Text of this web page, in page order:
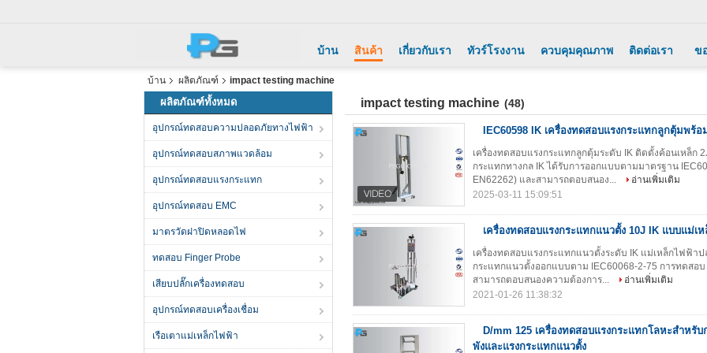
บ้าน สินค้า เกี่ยวกับเรา ทัวร์โรงงาน ควบคุมคุณภาพ ติดต่อเรา ข
บ้าน ผลิตภัณฑ์ impact testing machine
ผลิตภัณฑ์ทั้งหมด
อุปกรณ์ทดสอบความปลอดภัยทางไฟฟ้า
อุปกรณ์ทดสอบสภาพแวดล้อม
อุปกรณ์ทดสอบแรงกระแทก
อุปกรณ์ทดสอบ EMC
มาตรวัดฝาปิดหลอดไฟ
ทดสอบ Finger Probe
เสียบปลั๊กเครื่องทดสอบ
อุปกรณ์ทดสอบเครื่องเชื่อม
เรือเตาแม่เหล็กไฟฟ้า
impact testing machine (48)
IEC60598 IK เครื่องทดสอบแรงกระแทกลูกตุ้มพร้
เครื่องทดสอบแรงกระแทกลูกตุ้มระดับ IK ติดตั้งค้อนเหล็ก
กระแทกทางกล IK ได้รับการออกแบบตามมาตรฐาน
EN62262) และสามารถตอบสนอง...
อ่านเพิ่มเติม
2025-03-11 15:09:51
เครื่องทดสอบแรงกระแทกแนวตั้ง 10J IK แบบแม่เ
เครื่องทดสอบแรงกระแทกแนวตั้งระดับ IK แม่เหล็กไฟฟ้า
กระแทกแนวตั้งออกแบบตาม IEC60068-2-75 การทดสอบ
สามารถตอบสนองความต้องการ...
อ่านเพิ่มเติม
2021-01-26 11:38:32
D/mm 125 เครื่องทดสอบแรงกระแทกโลหะสําหรับ
พังและแรงกระแทกแนวตั้ง